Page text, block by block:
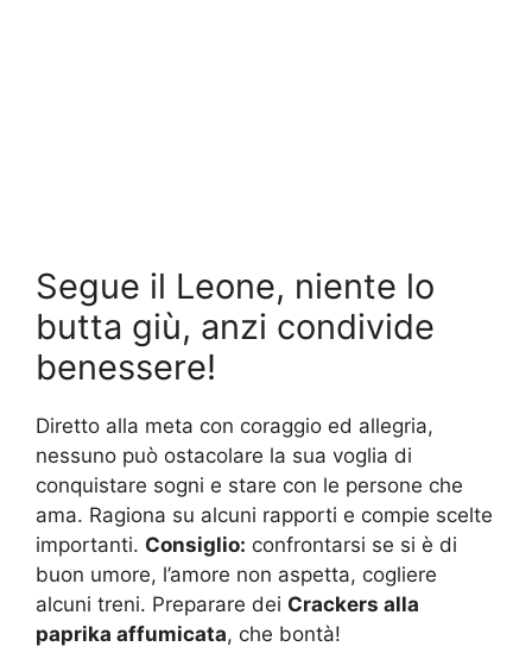
Segue il Leone, niente lo
butta giù, anzi condivide
benessere!
Diretto alla meta con coraggio ed allegria,
nessuno può ostacolare la sua voglia di
conquistare sogni e stare con le persone che
ama. Ragiona su alcuni rapporti e compie scelte
importanti. Consiglio: confrontarsi se si è di
buon umore, l’amore non aspetta, cogliere
alcuni treni. Preparare dei Crackers alla
paprika affumicata, che bontà!